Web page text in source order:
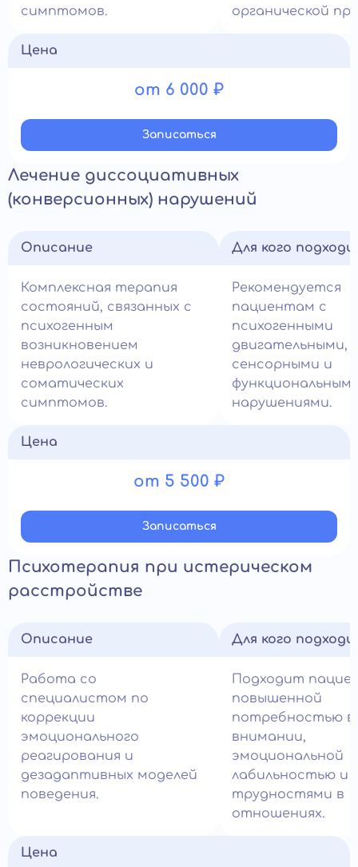
симптомов.
органической
Цена
от 6 000 ₽
Записатьcя
Лечение диссоциативных
(конверсионных) нарушений
Описание
Комплексная терапия
состояний, связанных с
психогенным
возникновением
неврологических и
соматических
симптомов.
Для кого
Рекомендуется
пациентам с
психогенными
двигательными,
сенсорными и
нарушениями.
Цена
от 5 500 ₽
Записатьcя
Психотерапия при истерическом
расстройстве
Описание
Работа со
специалистом по
коррекции
эмоционального
реагирования и
дезадаптивных моделей
поведения.
Для кого
Подходит
повышенной
потребностью
внимании,
эмоциональной
лабильностью и
трудностями в
отношениях.
Цена